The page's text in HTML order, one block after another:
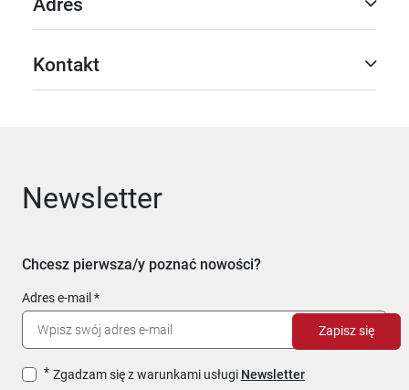
Kontakt
Newsletter
Chcesz pierwsza/y poznać nowości?
Adres e-mail
Zgadzam się z warunkami usługi Newsletter
Zapisz się